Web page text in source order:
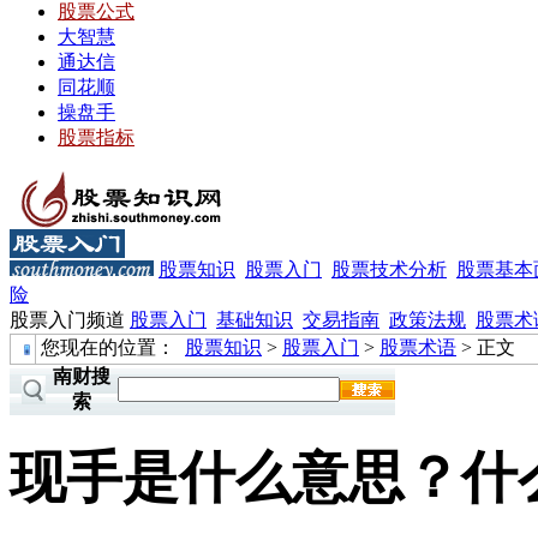
股票公式
大智慧
通达信
同花顺
操盘手
股票指标
股票知识 股票入门 股票技术分析 股票基
险
股票入门频道 股票入门 基础知识 交易指南 政策法规 股票术
您现在的位置：
股票知识 > 股票入门 > 股票术语 > 正文
南财搜
索
现手是什么意思？什